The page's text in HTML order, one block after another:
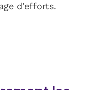
d'efforts.